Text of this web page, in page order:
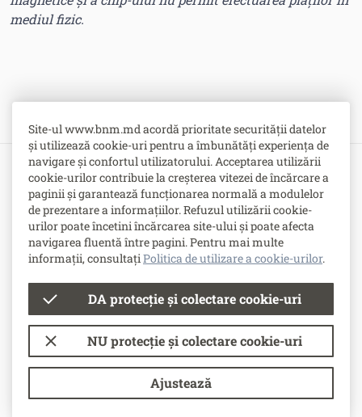
Site-ul www.bnm.md acordă prioritate securității datelor
și utilizează cookie-uri pentru a îmbunătăți experiența de
navigare și confortul utilizatorului. Acceptarea utilizării
cookie-urilor contribuie la creșterea vitezei de încărcare a
paginii și garantează funcționarea normală a modulelor
de prezentare a informațiilor. Refuzul utilizării cookie-
urilor poate încetini încărcarea site-ului și poate afecta
navigarea fluentă între pagini. Pentru mai multe
informații, consultațiPolitica de utilizare a cookie-urilor.
DA protecție și colectare cookie-uri
NU protecție și colectare cookie-uri
Ajustează
mediul fizic.
Bulevardul Grigore Vieru nr. 1,
MD-2005, Chişinău, Republica Moldova
-Contacte
-Posturi vacante
© Banca Națională a Moldovei
Condiții de utilizare
Politica de utilizare a cookie-urilor